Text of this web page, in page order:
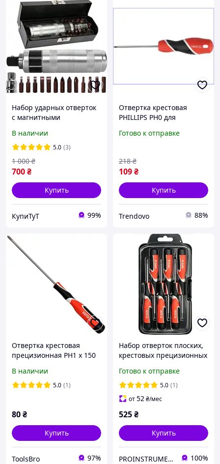
Набор ударных отверток
с магнитными
YATO YT-28015
В наличии
5.0 (3)
700₴
1 000 ₴
Купить
КупиТуТ 99%
Отвертка крестовая
PHILLIPS РН0 для
магнитным
Готово к отправке
109₴
218 ₴
Купить
Trendovo 88%
Отвертка крестовая
прецизионная PH1 x 150
25840)
В наличии
5.0 (1)
80₴
Купить
ToolsBro 97%
Набор отверток плоских,
крестовых прецизионных
25861)
Готово к отправке
5.0 (1)
от52₴/мес
525₴
Купить
PROINSTRUMENT магазин інструменту 100%